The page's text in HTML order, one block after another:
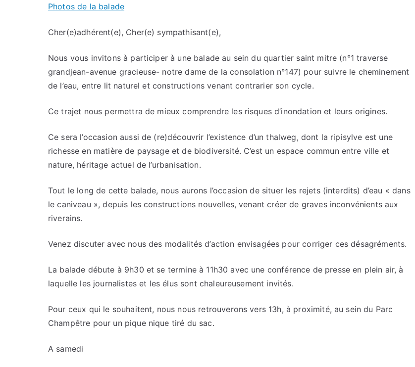
nature
Photos de la balade
Cher(e)adhérent(e), Cher(e) sympathisant(e),
Nous vous invitons à participer à une balade au sein du quartier saint mitre (n°1 traverse
grandjean-avenue gracieuse- notre dame de la consolation n°147) pour suivre le cheminement
de l’eau, entre lit naturel et constructions venant contrarier son cycle.
Ce trajet nous permettra de mieux comprendre les risques d’inondation et leurs origines.
Ce sera l’occasion aussi de (re)découvrir l’existence d’un thalweg, dont la ripisylve est une
richesse en matière de paysage et de biodiversité. C’est un espace commun entre ville et
nature, héritage actuel de l’urbanisation.
Tout le long de cette balade, nous aurons l’occasion de situer les rejets (interdits) d’eau « dans
le caniveau », depuis les constructions nouvelles, venant créer de graves inconvénients aux
riverains.
Venez discuter avec nous des modalités d’action envisagées pour corriger ces désagréments.
La balade débute à 9h30 et se termine à 11h30 avec une conférence de presse en plein air, à
laquelle les journalistes et les élus sont chaleureusement invités.
Pour ceux qui le souhaitent, nous nous retrouverons vers 13h, à proximité, au sein du Parc
Champêtre pour un pique nique tiré du sac.
A samedi